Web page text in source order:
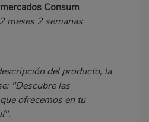
Consum
meses 2 semanas
del producto, la
"Descubre las
ofrecemos en tu